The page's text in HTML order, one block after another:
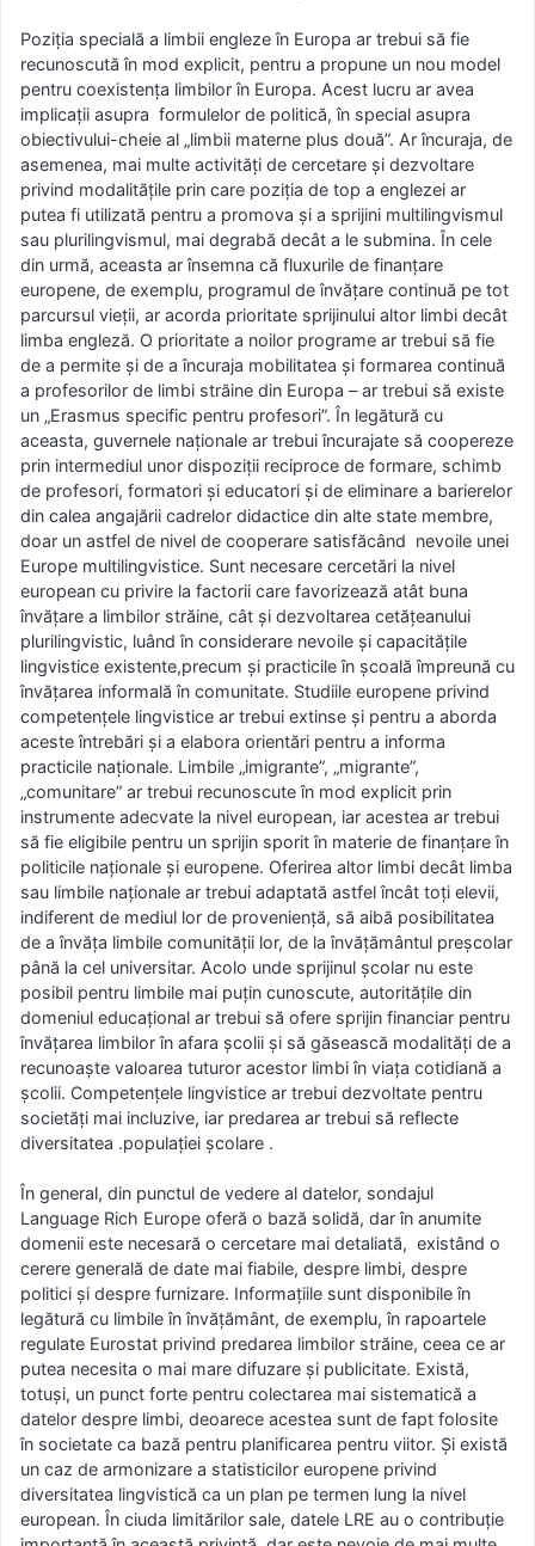
Poziția specială a limbii engleze în Europa ar trebui să fie
recunoscută în mod explicit, pentru a propune un nou model
pentru coexistența limbilor în Europa. Acest lucru ar avea
implicații asupra formulelor de politică, în special asupra
obiectivului-cheie al „limbii materne plus două”. Ar încuraja, de
asemenea, mai multe activități de cercetare și dezvoltare
privind modalitățile prin care poziția de top a englezei ar
putea fi utilizată pentru a promova și a sprijini multilingvismul
sau plurilingvismul, mai degrabă decât a le submina. În cele
din urmă, aceasta ar însemna că fluxurile de finanțare
europene, de exemplu, programul de învățare continuă pe tot
parcursul vieții, ar acorda prioritate sprijinului altor limbi decât
limba engleză. O prioritate a noilor programe ar trebui să fie
de a permite și de a încuraja mobilitatea și formarea continuă
a profesorilor de limbi străine din Europa – ar trebui să existe
un „Erasmus specific pentru profesori”. În legătură cu
aceasta, guvernele naționale ar trebui încurajate să coopereze
prin intermediul unor dispoziții reciproce de formare, schimb
de profesori, formatori și educatori și de eliminare a barierelor
din calea angajării cadrelor didactice din alte state membre,
doar un astfel de nivel de cooperare satisfăcând nevoile unei
Europe multilingvistice. Sunt necesare cercetări la nivel
european cu privire la factorii care favorizează atât buna
învățare a limbilor străine, cât și dezvoltarea cetățeanului
plurilingvistic, luând în considerare nevoile și capacitățile
lingvistice existente,precum și practicile în școală împreună cu
învățarea informală în comunitate. Studiile europene privind
competențele lingvistice ar trebui extinse și pentru a aborda
aceste întrebări și a elabora orientări pentru a informa
practicile naționale. Limbile „imigrante”, „migrante”,
„comunitare” ar trebui recunoscute în mod explicit prin
instrumente adecvate la nivel european, iar acestea ar trebui
să fie eligibile pentru un sprijin sporit în materie de finanțare în
politicile naționale și europene. Oferirea altor limbi decât limba
sau limbile naționale ar trebui adaptată astfel încât toți elevii,
indiferent de mediul lor de proveniență, să aibă posibilitatea
de a învăța limbile comunității lor, de la învățământul preșcolar
până la cel universitar. Acolo unde sprijinul școlar nu este
posibil pentru limbile mai puțin cunoscute, autoritățile din
domeniul educațional ar trebui să ofere sprijin financiar pentru
învățarea limbilor în afara școlii și să găsească modalități de a
recunoaște valoarea tuturor acestor limbi în viața cotidiană a
școlii. Competențele lingvistice ar trebui dezvoltate pentru
societăți mai incluzive, iar predarea ar trebui să reflecte
diversitatea .populației școlare .
În general, din punctul de vedere al datelor, sondajul
Language Rich Europe oferă o bază solidă, dar în anumite
domenii este necesară o cercetare mai detaliată, existând o
cerere generală de date mai fiabile, despre limbi, despre
politici și despre furnizare. Informațiile sunt disponibile în
legătură cu limbile în învățământ, de exemplu, în rapoartele
regulate Eurostat privind predarea limbilor străine, ceea ce ar
putea necesita o mai mare difuzare și publicitate. Există,
totuși, un punct forte pentru colectarea mai sistematică a
datelor despre limbi, deoarece acestea sunt de fapt folosite
în societate ca bază pentru planificarea pentru viitor. Și există
un caz de armonizare a statisticilor europene privind
diversitatea lingvistică ca un plan pe termen lung la nivel
european. În ciuda limitărilor sale, datele LRE au o contribuție